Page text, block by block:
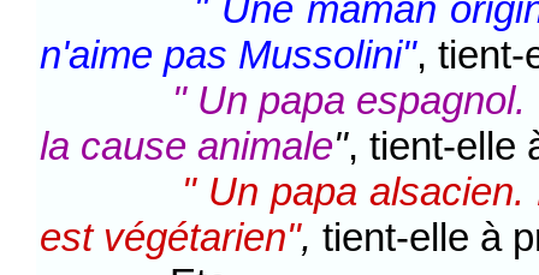
" Une maman
n'aime pas Mussolini", tient-
" Un papa
la cause animale", tient-elle
" Un papa
est végétarien", tient-elle à